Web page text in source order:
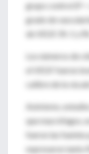
grupo control (P <
grado de
de VEGF, flt-1 y
Los números de
el VEGF fueron
calibre de la vía
Asimismo,
que macrófagos,
fueron las fuentes
expresaron tanto